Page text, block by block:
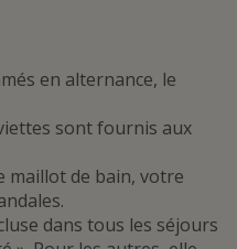
en alternance, le
sont fournis aux
maillot de bain, votre
dans tous les séjours